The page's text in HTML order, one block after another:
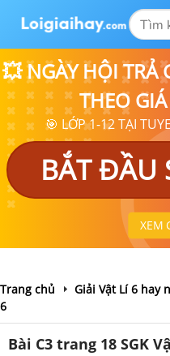
💥 NGÀY HỘI TRẢ
THEO
🎯 LỚP 1-12 TẠI
BẮT ĐẦU
XEM
Trang chủ
Giải Vật Lí 6 hay
6
Bài C3 trang 18 SGK